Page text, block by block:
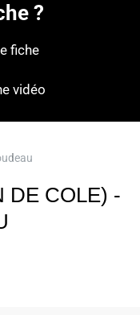
?
fiche
vidéo
DE COLE) -